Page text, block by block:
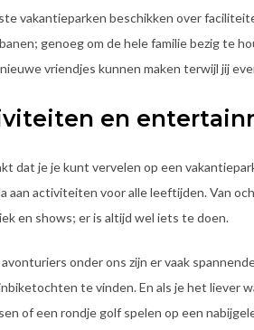
vakantieparken beschikken over
genoeg om de hele familie bezig te
vriendjes kunnen maken terwijl jij
en
dat je je kunt vervelen op een
aan activiteiten voor alle leeftijden. Van
en shows; er is altijd wel iets te doen.
onder ons zijn er vaak
te vinden. En als je het liever
of een rondje golf spelen op een